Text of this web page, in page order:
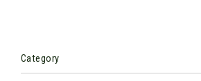
Category